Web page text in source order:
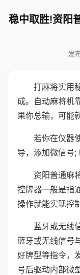
稳中取胜!资阳
发
打麻将实用
成。自动麻将机
果你总输，可能
若你在仪器
导，添加微信号;
资阳普通麻
控牌器一般是指
操作就能实现控
蓝牙或无线
蓝牙或无线信号
好牌型等指令，
号后驱动内部微